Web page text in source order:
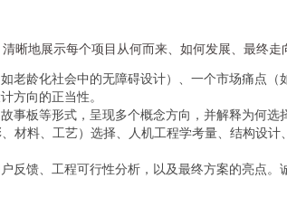
地展示每个项目从何而来、如何发展、最终走
老龄化社会中的无障碍设计）、一个市场痛点
方向的正当性。
事板等形式，呈现多个概念方向，并解释为何选
材料、工艺）选择、人机工程学考量、结构设
反馈、工程可行性分析，以及最终方案的亮点